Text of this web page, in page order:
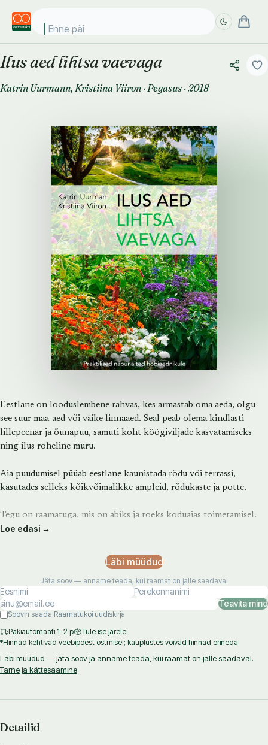
Enne päike
Ilus aed lihtsa vaevaga
Katrin Uurmann, Kristiina Viiron ·Pegasus ·2018
Eestlane on looduslembene rahvas, kes armastab oma aeda, olgu
see suur maa-aed või väike linnaaed. Seal peab olema kindlasti
lillepeenar ja õunapuu, samuti koht köögiviljade kasvatamiseks
ning ilus roheline muru.
Aia puudumisel püüab eestlane kaunistada rõdu või terrassi,
kasutades selleks kõikvõimalikke ampleid, rõdukaste ja potte.
Tegu on raamatuga, mis on abiks ja toeks koduaias toimetamisel.
Siit leiad palju praktilisi tarkusi ilusa aia planeerimiseks,
kuidas soove ellu viia. Lisaks pakub raamat hulgaliselt juhatust ja
näpunäiteid, mismoodi koduaia taimedega vähese vaevaga toime
Olgu see raamat Sulle igapäevaseks sõbraks ja abimeheks!
Loe edasi →
Läbi müüdud
Jäta soov — anname teada, kui raamat on jälle saadaval
Teavita mind
Soovin saada Raamatukoi uudiskirja
Pakiautomaati 1–2 p
Tule ise järele
*Hinnad kehtivad veebipoest ostmisel; kauplustes võivad hinnad erineda
Läbi müüdud — jäta soov ja anname teada, kui raamat on jälle saadaval.
Tarne ja kättesaamine
Detailid